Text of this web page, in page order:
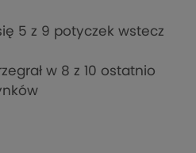
5 z 9 potyczek wstecz
w 8 z 10 ostatnio